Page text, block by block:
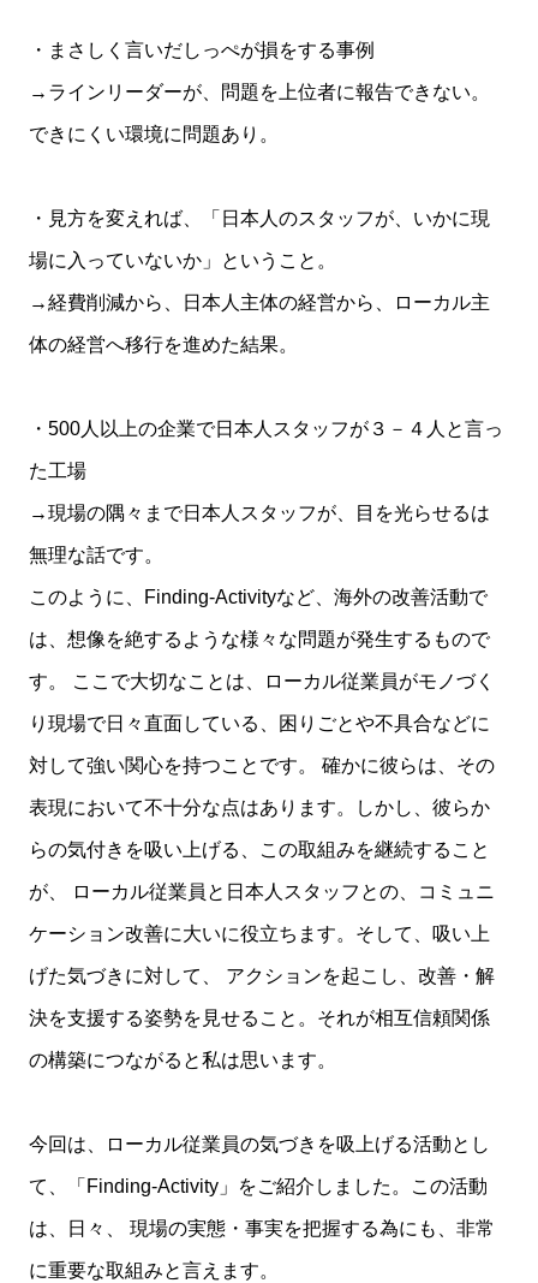
・まさしく言いだしっぺが損をする事例
→ラインリーダーが、問題を上位者に報告できない。
できにくい環境に問題あり。
・見方を変えれば、「日本人のスタッフが、いかに現
場に入っていないか」ということ。
→経費削減から、日本人主体の経営から、ローカル主
体の経営へ移行を進めた結果。
・500人以上の企業で日本人スタッフが３－４人と言っ
た工場
→現場の隅々まで日本人スタッフが、目を光らせるは
無理な話です。
このように、Finding-Activityなど、海外の改善活動で
は、想像を絶するような様々な問題が発生するもので
す。 ここで大切なことは、ローカル従業員がモノづく
り現場で日々直面している、困りごとや不具合などに
対して強い関心を持つことです。 確かに彼らは、その
表現において不十分な点はあります。しかし、彼らか
らの気付きを吸い上げる、この取組みを継続すること
が、 ローカル従業員と日本人スタッフとの、コミュニ
ケーション改善に大いに役立ちます。そして、吸い上
げた気づきに対して、 アクションを起こし、改善・解
決を支援する姿勢を見せること。それが相互信頼関係
の構築につながると私は思います。
今回は、ローカル従業員の気づきを吸上げる活動とし
て、「Finding-Activity」をご紹介しました。この活動
は、日々、 現場の実態・事実を把握する為にも、非常
に重要な取組みと言えます。